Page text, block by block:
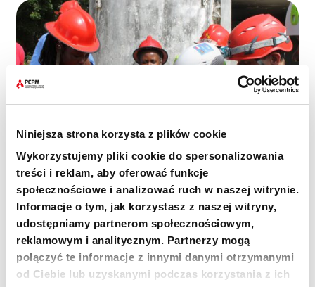
Niniejsza strona korzysta z plików cookie
Wykorzystujemy pliki cookie do spersonalizowania
treści i reklam, aby oferować funkcje
społecznościowe i analizować ruch w naszej witrynie.
Informacje o tym, jak korzystasz z naszej witryny,
udostępniamy partnerom społecznościowym,
reklamowym i analitycznym. Partnerzy mogą
połączyć te informacje z innymi danymi otrzymanymi
od Ciebie lub uzyskanymi podczas korzystania z ich
Tworzymy kadrę szkoleniową